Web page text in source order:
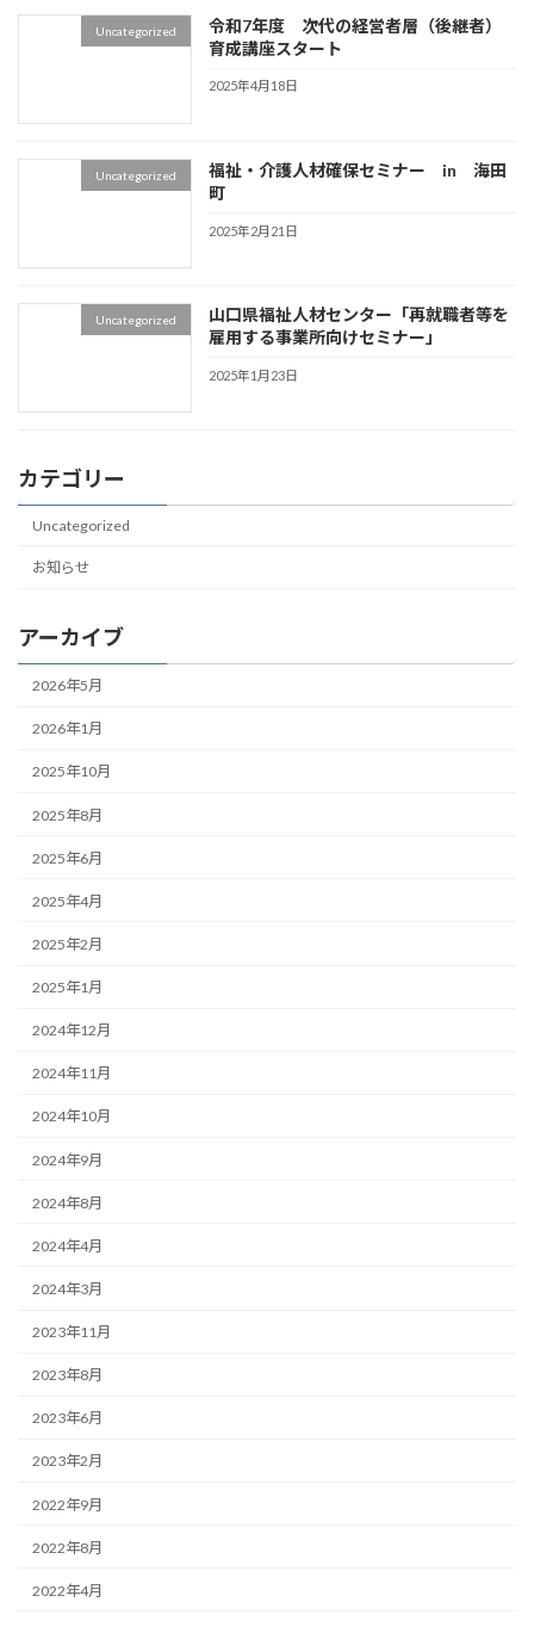
Uncategorized
令和7年度 次代の経営者層（後継者）
育成講座スタート
2025年4月18日
Uncategorized
福祉・介護人材確保セミナー in 海田
町
2025年2月21日
Uncategorized
山口県福祉人材センター「再就職者等を
雇用する事業所向けセミナー」
2025年1月23日
カテゴリー
Uncategorized
お知らせ
アーカイブ
2026年5月
2026年1月
2025年10月
2025年8月
2025年6月
2025年4月
2025年2月
2025年1月
2024年12月
2024年11月
2024年10月
2024年9月
2024年8月
2024年4月
2024年3月
2023年11月
2023年8月
2023年6月
2023年2月
2022年9月
2022年8月
2022年4月